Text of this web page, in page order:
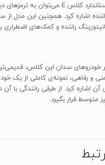
راننده و کمک‌های اضطراری
و رفاهی، نمونه‌ی کاملی از یک
قرار بگیرد.